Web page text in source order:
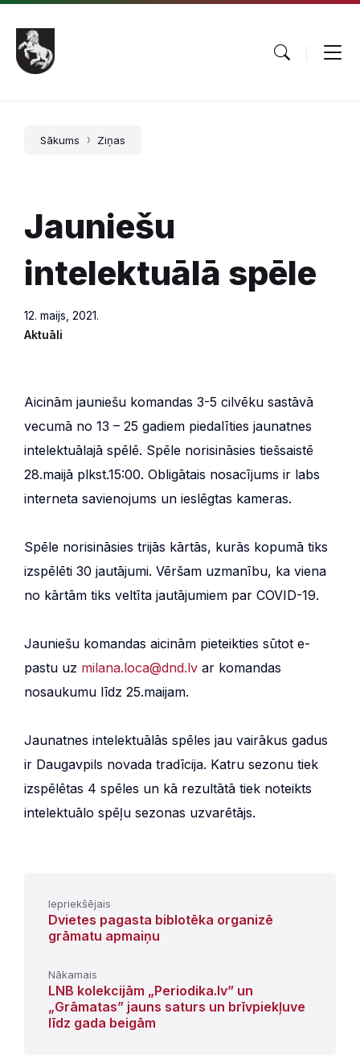
Pāriet
saturu
Skip
main
navigation
Skip
footer
Sākums Ziņas
Jauniešu
intelektuālā spēle
12. maijs, 2021.
Aktuāli
Aicinām jauniešu komandas 3-5 cilvēku sastāvā
vecumā no 13 – 25 gadiem piedalīties jaunatnes
intelektuālajā spēlē. Spēle norisināsies tiešsaistē
28.maijā plkst.15:00. Obligātais nosacījums ir labs
interneta savienojums un ieslēgtas kameras.
Spēle norisināsies trijās kārtās, kurās kopumā tiks
izspēlēti 30 jautājumi. Vēršam uzmanību, ka viena
no kārtām tiks veltīta jautājumiem par COVID-19.
Jauniešu komandas aicinām pieteikties sūtot e-
pastu uz milana.loca@dnd.lv ar komandas
nosaukumu līdz 25.maijam.
Jaunatnes intelektuālās spēles jau vairākus gadus
ir Daugavpils novada tradīcija. Katru sezonu tiek
izspēlētas 4 spēles un kā rezultātā tiek noteikts
intelektuālo spēļu sezonas uzvarētājs.
Iepriekšējais
Dvietes pagasta biblotēka organizē
grāmatu apmaiņu
Nākamais
LNB kolekcijām „Periodika.lv” un
„Grāmatas” jauns saturs un brīvpiekļuve
līdz gada beigām